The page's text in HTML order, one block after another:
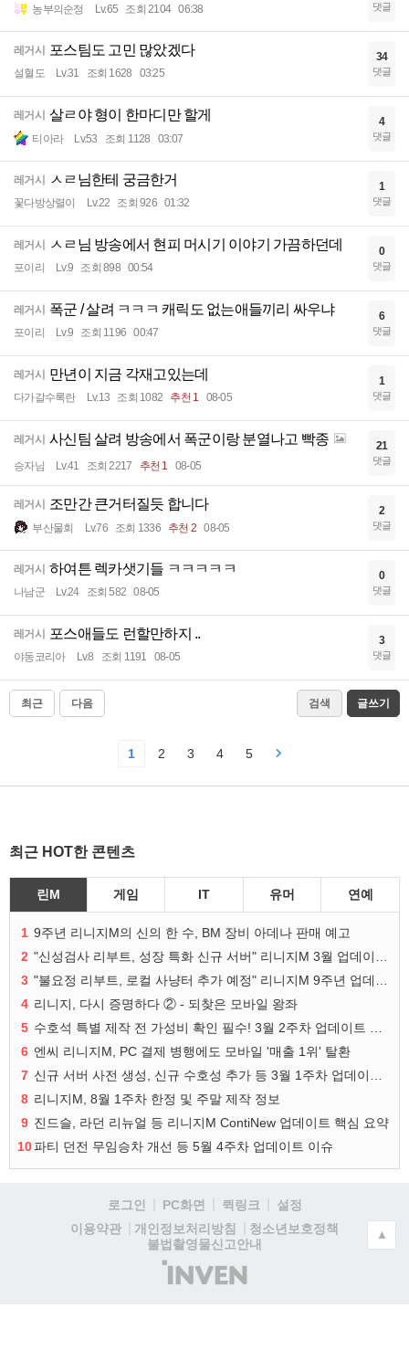
농부의순정 Lv.65 조회 2104 06:38 댓글
레거시 포스팀도 고민 많았겠다
설혈도 Lv.31 조회 1628 03:25
34
댓글
레거시 살ㄹ야 형이 한마디만 할게
티아라 Lv.53 조회 1128 03:07
4
댓글
레거시 ㅅㄹ님한테 궁금한거
꽃다방상렬이 Lv.22 조회 926 01:32
1
댓글
레거시 ㅅㄹ님 방송에서 현피 머시기 이야기 가끔하던데
포이리 Lv.9 조회 898 00:54
0
댓글
레거시 폭군 / 살려 ㅋㅋㅋ 캐릭도 없는애들끼리 싸우냐
포이리 Lv.9 조회 1196 00:47
6
댓글
레거시 만년이 지금 각재고있는데
다가갈수록란 Lv.13 조회 1082 추천 1 08-05
1
댓글
레거시 사신팀 살려 방송에서 폭군이랑 분열나고 빡종
승자님 Lv.41 조회 2217 추천 1 08-05
21
댓글
레거시 조만간 큰거터질듯 합니다
부산물회 Lv.76 조회 1336 추천 2 08-05
2
댓글
레거시 하여튼 렉카샛기들 ㅋㅋㅋㅋㅋ
나남군 Lv.24 조회 582 08-05
0
댓글
레거시 포스애들도 런할만하지 ..
야동코리아 Lv.8 조회 1191 08-05
3
댓글
최근 다음 검색 글쓰기
1 2 3 4 5
최근 HOT한 콘텐츠
린M 게임 IT 유머 연예
1 9주년 리니지M의 신의 한 수, BM 장비 아데나 판매 예고
2
3
4 리니지, 다시 증명하다 ② - 되찾은 모바일 왕좌
5
6 엔씨 리니지M, PC 결제 병행에도 모바일 '매출 1위' 탈환
7
8 리니지M, 8월 1주차 한정 및 주말 제작 정보
9 진드슬, 라던 리뉴얼 등 리니지M ContiNew 업데이트 핵심 요약
10파티 던전 무임승차 개선 등 5월 4주차 업데이트 이슈
로그인 PC화면 퀵링크
설정
이용약관
개인정보처리방침
청소년보호정책
불법촬영물신고안내
(주)
인
▲